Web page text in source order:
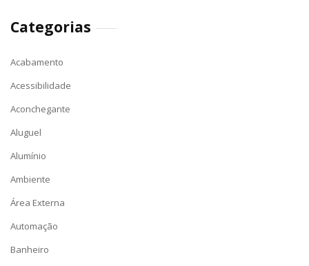
Categorias
Acabamento
Acessibilidade
Aconchegante
Aluguel
Alumínio
Ambiente
Área Externa
Automação
Banheiro